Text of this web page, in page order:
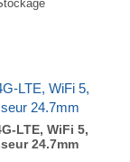
LTE, WiFi 5,
24.7mm